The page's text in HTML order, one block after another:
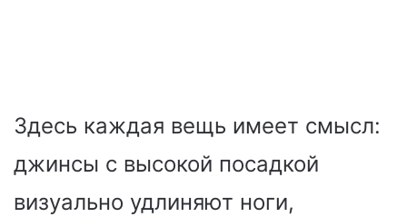
Здесь каждая вещь имеет смысл:
джинсы с высокой посадкой
визуально удлиняют ноги,